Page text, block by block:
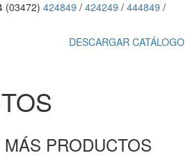
(03472) 424849 / 424249 / 444849 /
DESCARGAR CATÁLOGO
PRODUCTOS